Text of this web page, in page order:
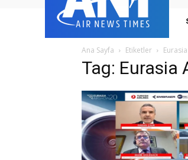
Ana Sayfa Etiketler
Tag: Eurasia